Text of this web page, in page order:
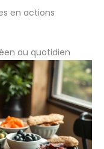
en actions
au quotidien